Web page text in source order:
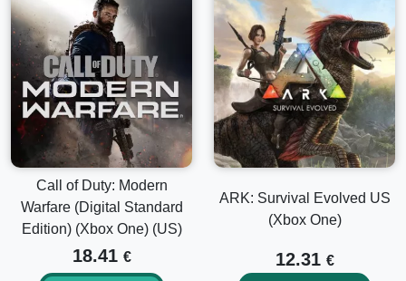
Call of Duty: Modern
Warfare (Digital Standard
Edition) (Xbox One) (US)
18.41 €
ARK: Survival Evolved US
(Xbox One)
12.31 €